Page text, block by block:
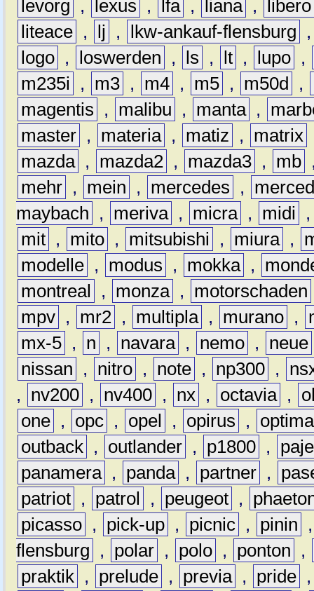
levorg
, lexus , lfa , liana ,
libero
liteace , lj , lkw-ankauf-flensburg
logo , loswerden , ls , lt , lupo ,
m235i
, m3 , m4 , m5 , m50d ,
magentis
, malibu , manta ,
master , materia , matiz , matrix
mazda , mazda2 , mazda3 , mb
mehr , mein , mercedes ,
maybach
, meriva , micra , midi
mit , mito , mitsubishi , miura ,
modelle , modus , mokka ,
montreal
, monza , motorschaden
mpv , mr2 , multipla , murano ,
mx-5 , n , navara , nemo , neue
nissan
, nitro , note , np300 ,
,
nv200 , nv400 , nx , octavia ,
one , opc , opel , opirus ,
optima
outback , outlander , p1800 ,
panamera , panda , partner ,
patriot , patrol , peugeot ,
picasso , pick-up , picnic , pinin
flensburg
, polar , polo , ponton
,
praktik , prelude , previa , pride